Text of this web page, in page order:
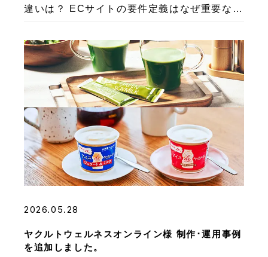
違いは？ ECサイトの要件定義はなぜ重要なの
よくある失敗例3パターン 失敗例①：流行り
の機 […]
2026.05.28
ヤクルトウェルネスオンライン様 制作･運用事例
を追加しました。